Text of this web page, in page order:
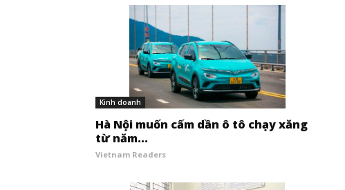
Kinh doanh
Hà Nội muốn cấm dần ô tô chạy xăng
từ năm...
Vietnam Readers